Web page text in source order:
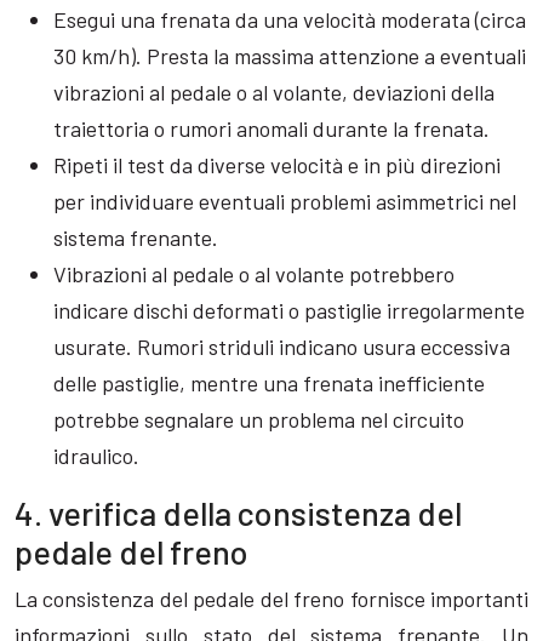
Esegui una frenata da una velocità moderata (circa
30 km/h). Presta la massima attenzione a eventuali
vibrazioni al pedale o al volante, deviazioni della
traiettoria o rumori anomali durante la frenata.
Ripeti il test da diverse velocità e in più direzioni
per individuare eventuali problemi asimmetrici nel
sistema frenante.
Vibrazioni al pedale o al volante potrebbero
indicare dischi deformati o pastiglie irregolarmente
usurate. Rumori striduli indicano usura eccessiva
delle pastiglie, mentre una frenata inefficiente
potrebbe segnalare un problema nel circuito
idraulico.
4. verifica della consistenza del
pedale del freno
La consistenza del pedale del freno fornisce importanti
informazioni sullo stato del sistema frenante. Un